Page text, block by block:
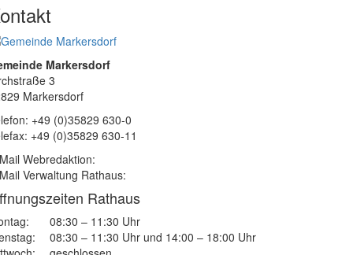
Markersdorf
3
Markersdorf
+49 (0)35829 630-0
+49 (0)35829 630-11
Webredaktion:
Verwaltung Rathaus:
Rathaus
08:30 – 11:30 Uhr
08:30 – 11:30 Uhr und 14:00 – 18:00 Uhr